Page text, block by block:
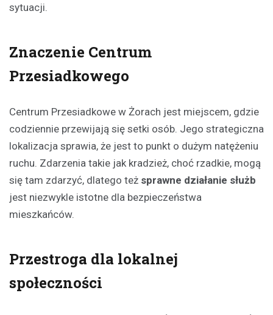
sytuacji.
Znaczenie Centrum
Przesiadkowego
Centrum Przesiadkowe w Żorach jest miejscem, gdzie
codziennie przewijają się setki osób. Jego strategiczna
lokalizacja sprawia, że jest to punkt o dużym natężeniu
ruchu. Zdarzenia takie jak kradzież, choć rzadkie, mogą
się tam zdarzyć, dlatego też sprawne działanie służb
jest niezwykle istotne dla bezpieczeństwa
mieszkańców.
Przestroga dla lokalnej
społeczności